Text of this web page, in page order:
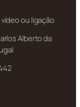
ou ligação
Alberto da